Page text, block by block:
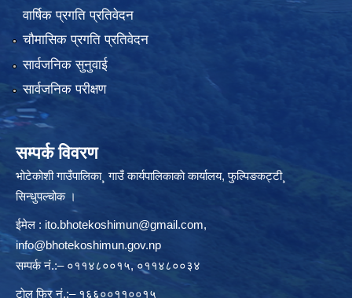
वार्षिक प्रगति प्रतिवेदन
चौमासिक प्रगति प्रतिवेदन
सार्वजनिक सुनुवाई
सार्वजनिक परीक्षण
सम्पर्क विवरण
भोटेकोशी गाउँपालिका¸ गाउँ कार्यपालिकाकाे कार्यालय, फुल्पिङकट्टी¸
सिन्धुपल्चोक ।
ईमेल : ito.bhotekoshimun@gmail.com,
info@bhotekoshimun.gov.np
सम्पर्क नं.:– ०११४८००१५, ०११४८००३४
टाेल फ्रि नं.:– १६६००११००१५